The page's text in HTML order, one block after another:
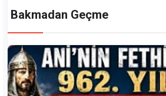
Bakmadan Geçme